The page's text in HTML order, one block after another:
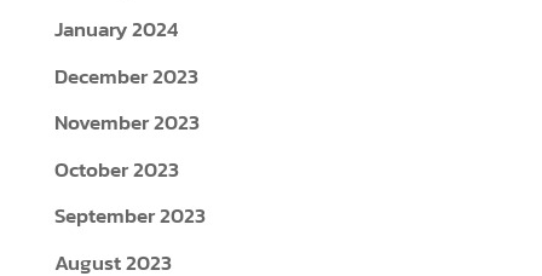
January 2024
December 2023
November 2023
October 2023
September 2023
August 2023